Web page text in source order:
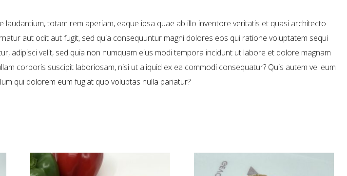
totam rem aperiam, eaque ipsa quae ab illo inventore veritatis et quasi architecto
aut odit aut fugit, sed quia consequuntur magni dolores eos qui ratione voluptatem sequi
adipisci velit, sed quia non numquam eius modi tempora incidunt ut labore et dolore magnam
corporis suscipit laboriosam, nisi ut aliquid ex ea commodi consequatur? Quis autem vel eum
qui dolorem eum fugiat quo voluptas nulla pariatur?